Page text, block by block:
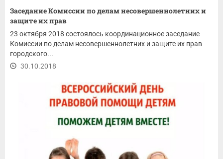
Заседание Комиссии по делам несовершеннолетних и
защите их прав
23 октября 2018 состоялось координационное заседание
Комиссии по делам несовершеннолетних и защите их прав
городского...
30.10.2018